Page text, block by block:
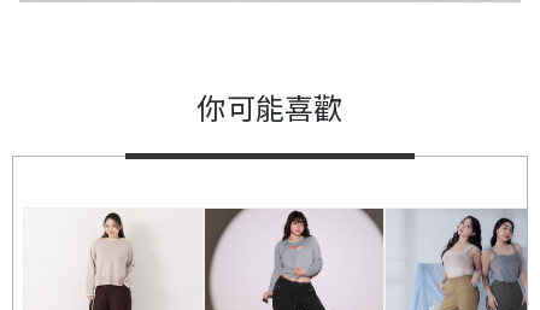
你可能喜歡